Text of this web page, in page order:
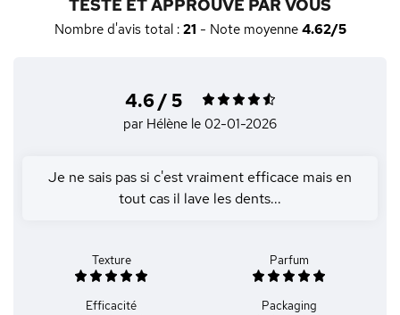
TESTÉ ET APPROUVÉ PAR VOUS
Nombre d'avis total : 21 - Note moyenne 4.62/5
4.6 / 5
par Hélène le 02-01-2026
Je ne sais pas si c'est vraiment efficace mais en
tout cas il lave les dents...
Texture Parfum
Efficacité Packaging